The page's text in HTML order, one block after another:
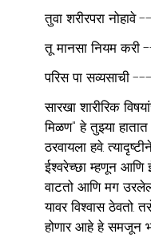
तुवा शरीरपरा
तू मानसा नियम
परिस पा सव्यसाची
सारखा शारीरिक
मिळण" हे तुझ्या
ठरवायला हवे.
ईश्वरेच्छा म्हणून आणि
वाटतो आणि मग
यावर विश्वास
होणार आहे हे समजून